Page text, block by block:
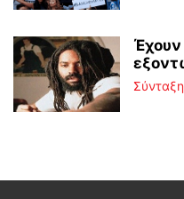
Έχουν
Σύνταξη